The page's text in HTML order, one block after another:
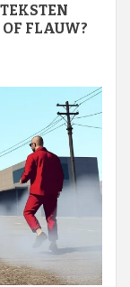
FLAUW?